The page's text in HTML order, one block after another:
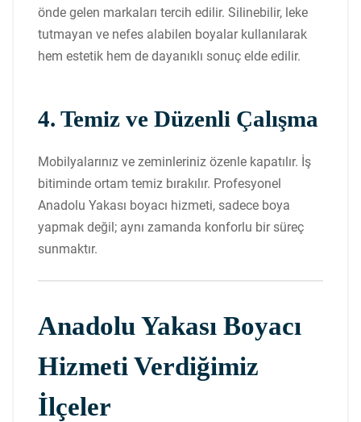
önde gelen markaları tercih edilir. Silinebilir, leke
tutmayan ve nefes alabilen boyalar kullanılarak
hem estetik hem de dayanıklı sonuç elde edilir.
4. Temiz ve Düzenli Çalışma
Mobilyalarınız ve zeminleriniz özenle kapatılır. İş
bitiminde ortam temiz bırakılır. Profesyonel
Anadolu Yakası boyacı hizmeti, sadece boya
yapmak değil; aynı zamanda konforlu bir süreç
sunmaktır.
Anadolu Yakası Boyacı
Hizmeti Verdiğimiz
İlçeler